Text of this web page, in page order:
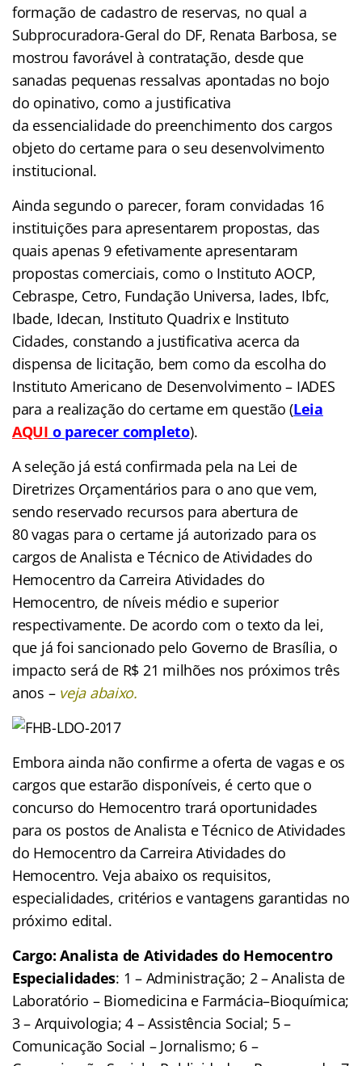
formação de cadastro de reservas, no qual a
Subprocuradora-Geral do DF, Renata Barbosa, se
mostrou favorável à contratação, desde que
sanadas pequenas ressalvas apontadas no bojo
do opinativo, como a justificativa
da essencialidade do preenchimento dos cargos
objeto do certame para o seu desenvolvimento
institucional.
Ainda segundo o parecer, foram convidadas 16
instituições para apresentarem propostas, das
quais apenas 9 efetivamente apresentaram
propostas comerciais, como o Instituto AOCP,
Cebraspe, Cetro, Fundação Universa, Iades, Ibfc,
Ibade, Idecan, Instituto Quadrix e Instituto
Cidades, constando a justificativa acerca da
dispensa de licitação, bem como da escolha do
Instituto Americano de Desenvolvimento – IADES
para a realização do certame em questão (Leia
AQUI o parecer completo).
A seleção já está confirmada pela na Lei de
Diretrizes Orçamentários para o ano que vem,
sendo reservado recursos para abertura de
80 vagas para o certame já autorizado para os
cargos de Analista e Técnico de Atividades do
Hemocentro da Carreira Atividades do
Hemocentro, de níveis médio e superior
respectivamente. De acordo com o texto da lei,
que já foi sancionado pelo Governo de Brasília, o
impacto será de R$ 21 milhões nos próximos três
anos – veja abaixo.
Embora ainda não confirme a oferta de vagas e os
cargos que estarão disponíveis, é certo que o
concurso do Hemocentro trará oportunidades
para os postos de Analista e Técnico de Atividades
do Hemocentro da Carreira Atividades do
Hemocentro. Veja abaixo os requisitos,
especialidades, critérios e vantagens garantidas no
próximo edital.
Cargo: Analista de Atividades do Hemocentro
Especialidades: 1 – Administração; 2 – Analista de
Laboratório – Biomedicina e Farmácia–Bioquímica;
3 – Arquivologia; 4 – Assistência Social; 5 –
Comunicação Social – Jornalismo; 6 –